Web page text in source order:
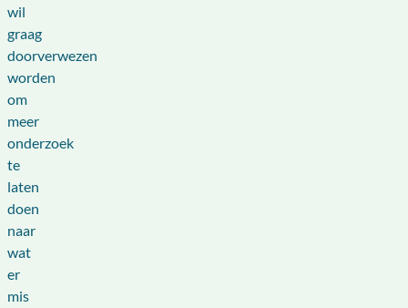
wil
graag
doorverwezen
worden
om
meer
onderzoek
te
laten
doen
naar
wat
er
mis